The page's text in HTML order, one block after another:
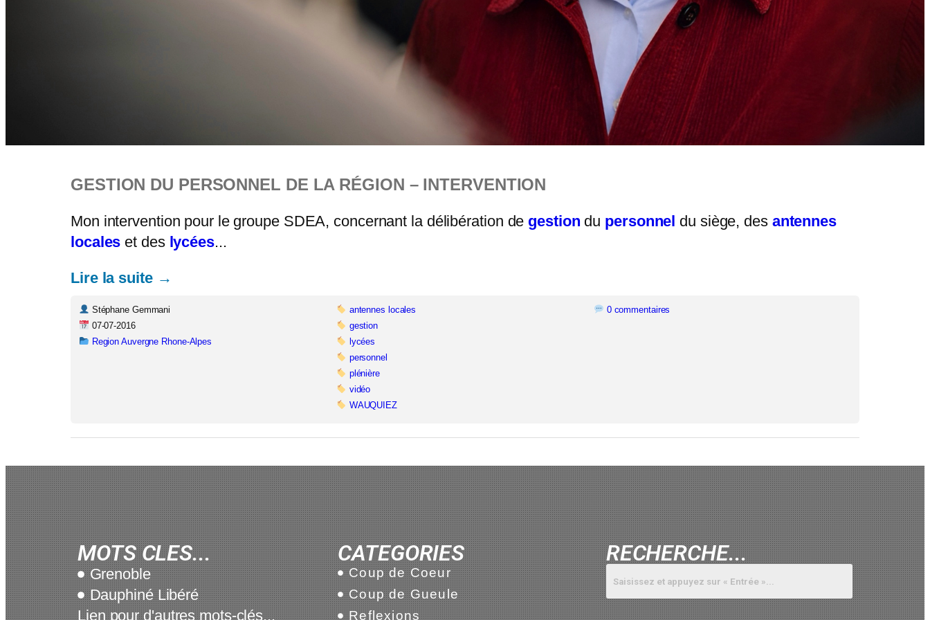
GESTION DU PERSONNEL DE LA RÉGION – INTERVENTION
Mon intervention pour le groupe SDEA, concernant la délibération de gestion du personnel du siège, des antennes
locales et des lycées...
Lire la suite →
Stéphane Gemmani
07-07-2016
Region Auvergne Rhone-Alpes
antennes locales
gestion
lycées
personnel
plénière
vidéo
WAUQUIEZ
0 commentaires
MOTS CLES...
Grenoble
Dauphiné Libéré
Lien pour d'autres mots-clés...
CATEGORIES
Coup de Coeur
Coup de Gueule
Reflexions
RECHERCHE...